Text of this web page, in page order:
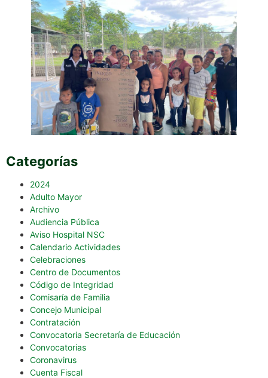
Categorías
2024
Adulto Mayor
Archivo
Audiencia Pública
Aviso Hospital NSC
Calendario Actividades
Celebraciones
Centro de Documentos
Código de Integridad
Comisaría de Familia
Concejo Municipal
Contratación
Convocatoria Secretaría de Educación
Convocatorias
Coronavirus
Cuenta Fiscal